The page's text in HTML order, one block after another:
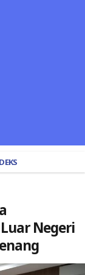
Negeri